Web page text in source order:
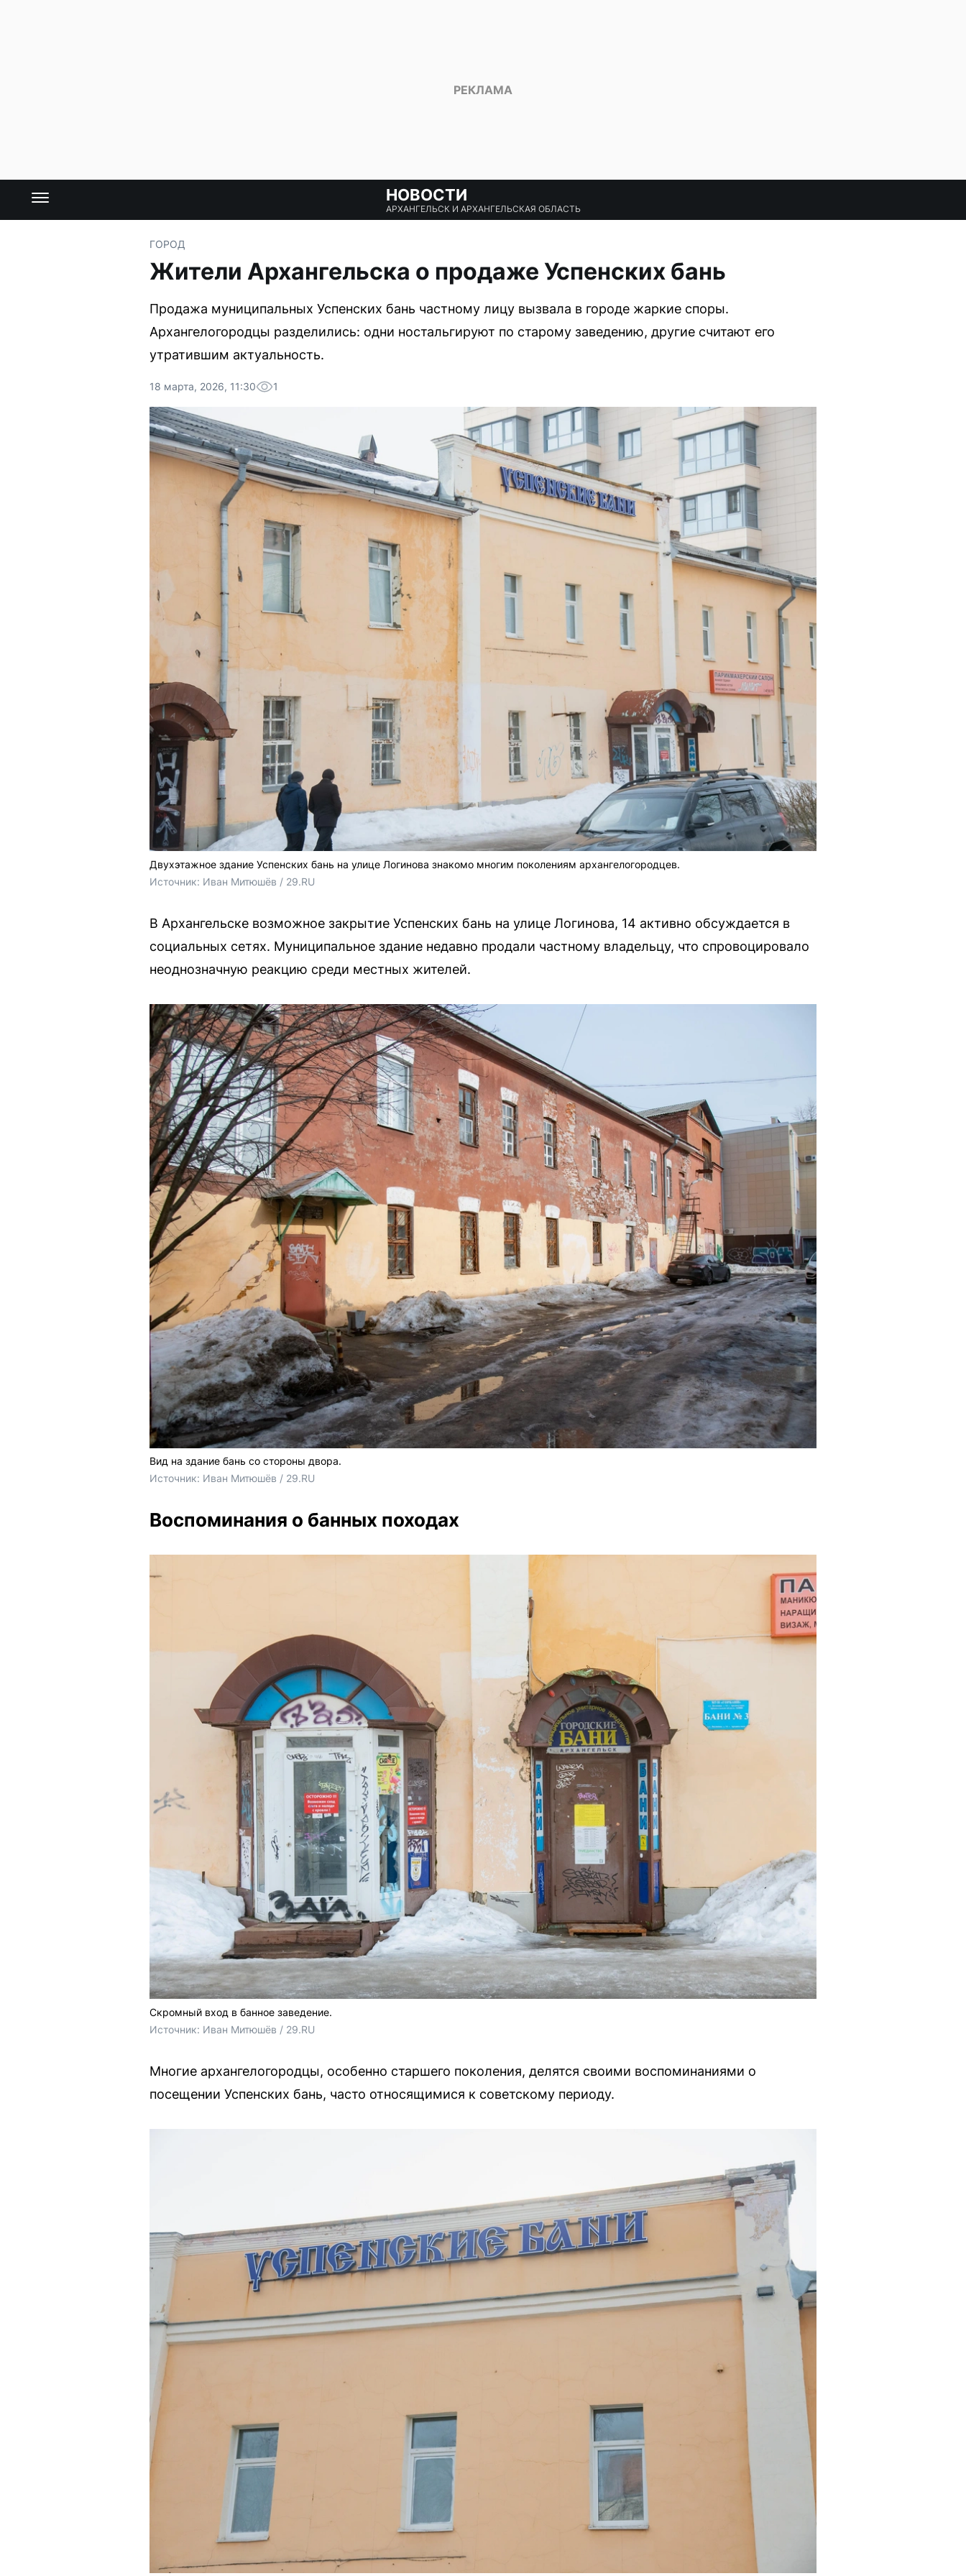
НОВОСТИ
АРХАНГЕЛЬСК И АРХАНГЕЛЬСКАЯ ОБЛАСТЬ
ГОРОД
Жители Архангельска о продаже Успенских бань
Продажа муниципальных Успенских бань частному лицу вызвала в городе жаркие споры.
Архангелогородцы разделились: одни ностальгируют по старому заведению, другие считают его
утратившим актуальность.
18 марта, 2026, 11:30 1
Двухэтажное здание Успенских бань на улице Логинова знакомо многим поколениям архангелогородцев.
Источник: Иван Митюшёв / 29.RU
В Архангельске возможное закрытие Успенских бань на улице Логинова, 14 активно обсуждается в
социальных сетях. Муниципальное здание недавно продали частному владельцу, что спровоцировало
неоднозначную реакцию среди местных жителей.
Вид на здание бань со стороны двора.
Источник: Иван Митюшёв / 29.RU
Воспоминания о банных походах
Скромный вход в банное заведение.
Источник: Иван Митюшёв / 29.RU
Многие архангелогородцы, особенно старшего поколения, делятся своими воспоминаниями о
посещении Успенских бань, часто относящимися к советскому периоду.